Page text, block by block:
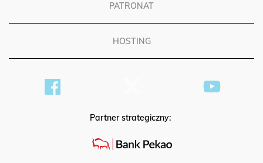
PATRONAT
HOSTING
Partner strategiczny: